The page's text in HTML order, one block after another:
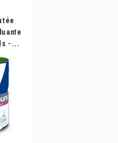
-...